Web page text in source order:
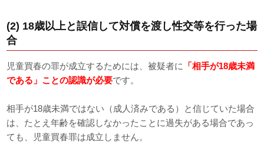
(2) 18歳以上と誤信して対償を渡し性交等を行った場
合
児童買春の罪が成立するためには、被疑者に
「相手が18歳未満
である」ことの認識が必要です。
相手が18歳未満ではない（成人済みである）と信じていた場合
は、たとえ年齢を確認しなかったことに過失がある場合であっ
ても、児童買春罪は成立しません。